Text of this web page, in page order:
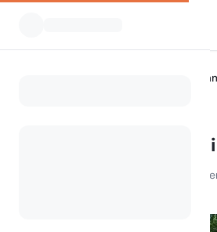
Landgoed
Landgoed Camping
Midwolderweg , 9351 PG Leek ,